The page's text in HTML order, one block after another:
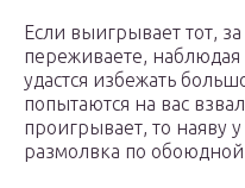
Если выигрывает тот,
переживаете, наблюдая
удастся избежать
попытаются на вас
проигрывает, то наяву
размолвка по